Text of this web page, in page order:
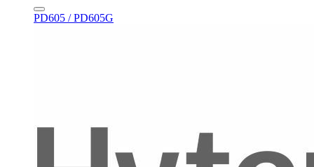
PD605 / PD605G